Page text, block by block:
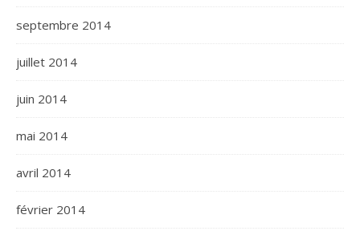
septembre 2014
juillet 2014
juin 2014
mai 2014
avril 2014
février 2014